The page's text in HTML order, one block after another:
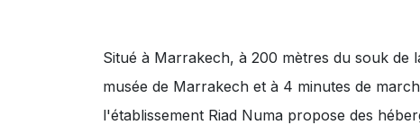
Situé à Marrakech, à 200 mètres du souk de
musée de Marrakech et à 4 minutes de
l'établissement Riad Numa propose des